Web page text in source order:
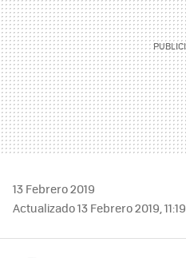
13 Febrero 2019
Actualizado 13 Febrero 2019, 11:19